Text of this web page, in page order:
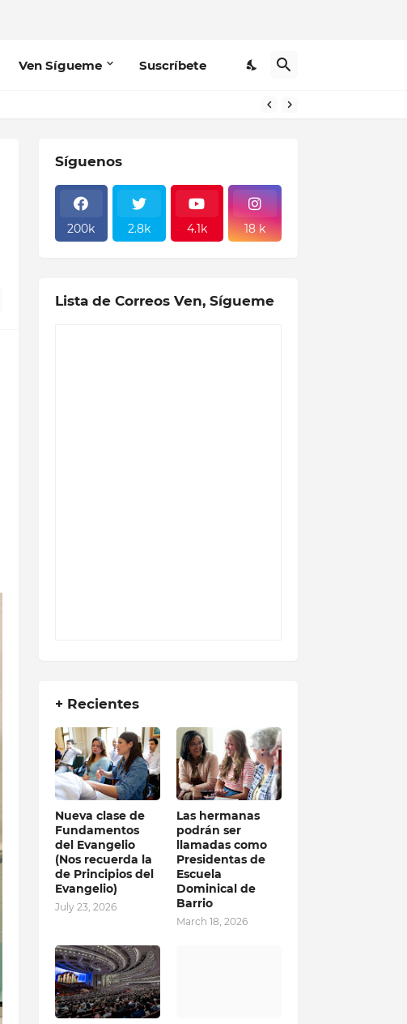
Ven Sígueme Suscríbete
Síguenos
200k 2.8k 4.1k 18 k
Lista de Correos Ven, Sígueme
+ Recientes
Nueva clase de
Fundamentos
del Evangelio
(Nos recuerda la
de Principios del
Evangelio)
July 23, 2026
Las hermanas
podrán ser
llamadas como
Presidentas de
Escuela
Dominical de
Barrio
March 18, 2026